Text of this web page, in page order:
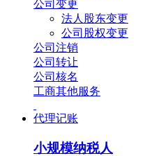
公司变更
法人股东变更
公司股权变更
公司注销
公司转让
公司核名
工商其他服务
代理记账
小规模纳税人